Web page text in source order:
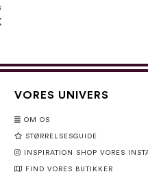
VORES UNIVERS
OM OS
STØRRELSESGUIDE
INSPIRATION SHOP VORES
FIND VORES BUTIKKER